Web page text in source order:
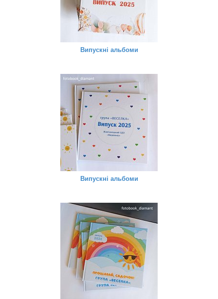
Випускні альбоми
Випускні альбоми